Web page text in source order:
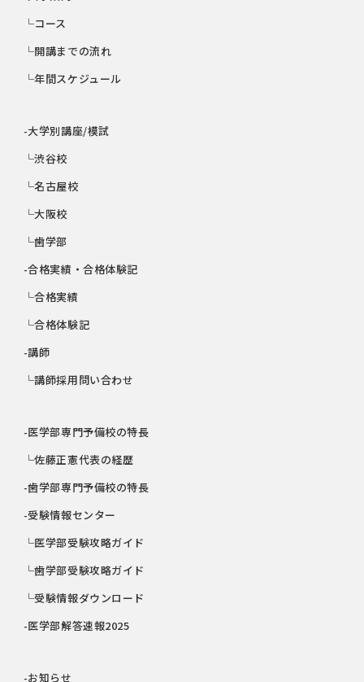
└コース
└開講までの流れ
└年間スケジュール
-大学別講座/模試
└渋谷校
└名古屋校
└大阪校
└歯学部
-合格実績・合格体験記
└合格実績
└合格体験記
-講師
└講師採用問い合わせ
-医学部専門予備校の特長
└佐藤正憲代表の経歴
-歯学部専門予備校の特長
-受験情報センター
└医学部受験攻略ガイド
└歯学部受験攻略ガイド
└受験情報ダウンロード
-医学部解答速報2025
-お知らせ